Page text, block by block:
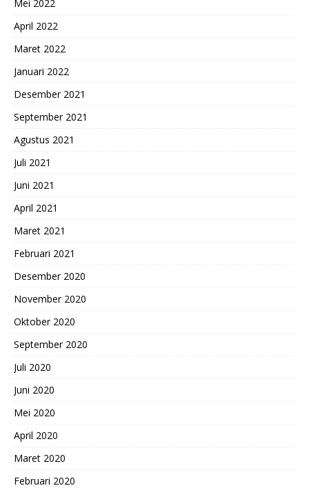
Mei 2022
April 2022
Maret 2022
Januari 2022
Desember 2021
September 2021
Agustus 2021
Juli 2021
Juni 2021
April 2021
Maret 2021
Februari 2021
Desember 2020
November 2020
Oktober 2020
September 2020
Juli 2020
Juni 2020
Mei 2020
April 2020
Maret 2020
Februari 2020